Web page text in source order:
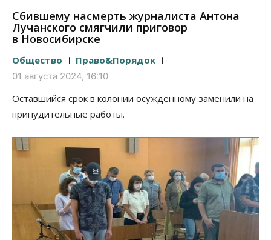
Сбившему насмерть журналиста Антона
Лучанского смягчили приговор
в Новосибирске
Общество Право&Порядок
01 августа 2024, 16:10
Оставшийся срок в колонии осужденному заменили на
принудительные работы.